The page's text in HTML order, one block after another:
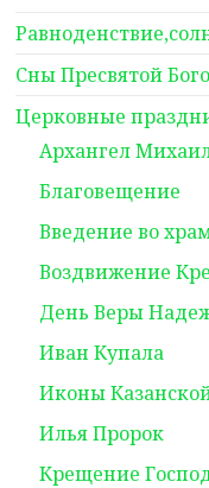
Сны Пресвятой
Церковные
Архангел
Благовещение
Введение во
Воздвижение
День Веры
Иван Купала
Иконы
Илья Пророк
Крещение